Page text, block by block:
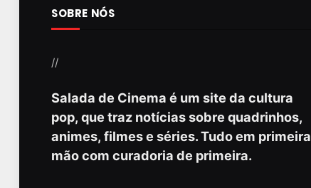
SOBRE NÓS
//
Salada de Cinema é um site da cultura
pop, que traz notícias sobre quadrinhos,
animes, filmes e séries. Tudo em primeira
mão com curadoria de primeira.